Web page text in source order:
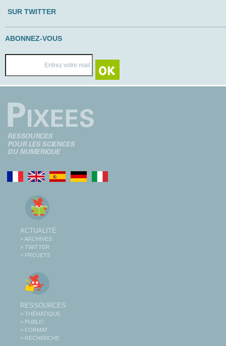
SUR TWITTER
ABONNEZ-VOUS
ACTUALITÉ
> ARCHIVES
> TWITTER
> PROJETS
RESSOURCES
> THÉMATIQUE
> PUBLIC
> FORMAT
> RECHERCHE